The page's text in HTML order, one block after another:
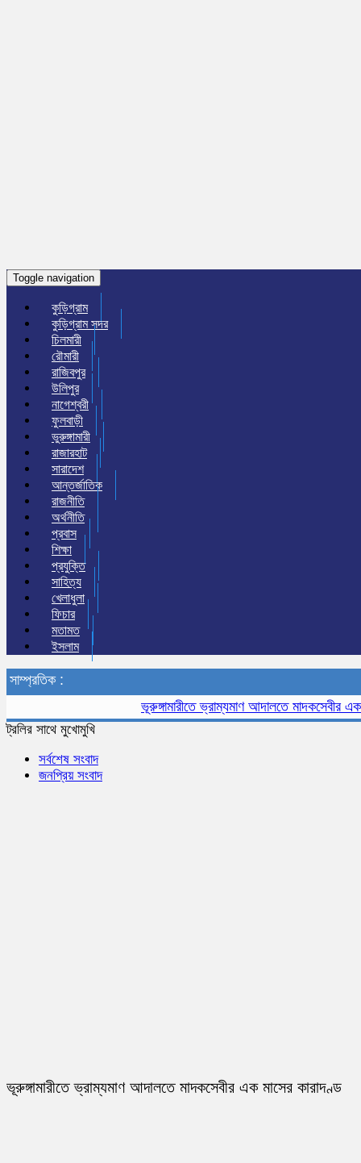
Toggle navigation
কুড়িগ্রাম
কুড়িগ্রাম সদর
চিলমারী
রৌমারী
রাজিবপুর
উলিপুর
নাগেশ্বরী
ফুলবাড়ী
ভুরুঙ্গামারী
রাজারহাট
সারাদেশ
আন্তর্জাতিক
রাজনীতি
অর্থনীতি
প্রবাস
শিক্ষা
প্রযুক্তি
সাহিত্য
খেলাধুলা
ফিচার
মতামত
ইসলাম
সাম্প্রতিক :
ভূরুঙ্গামারীতে ভ্রাম্যমাণ আদালতে মাদকসেবীর এক
ট্রলির সাথে মুখোমুখি
সর্বশেষ সংবাদ
জনপ্রিয় সংবাদ
ভূরুঙ্গামারীতে ভ্রাম্যমাণ আদালতে মাদকসেবীর এক মাসের কারাদণ্ড